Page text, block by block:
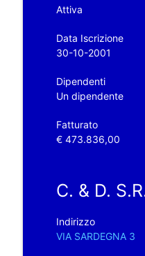
Attiva
Data Iscrizione
30-10-2001
Dipendenti
Un dipendente
Fatturato
€ 473.836,00
C. & D.
Indirizzo
VIA SARDEGNA 3